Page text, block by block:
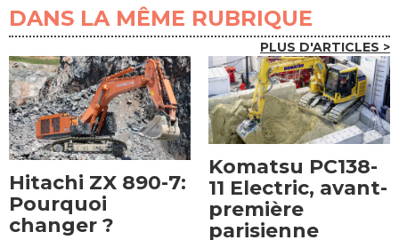
DANS LA MÊME RUBRIQUE
PLUS D'ARTICLES >
Hitachi ZX 890-7:
Pourquoi
changer ?
Komatsu PC138-
11 Electric, avant-
première
parisienne